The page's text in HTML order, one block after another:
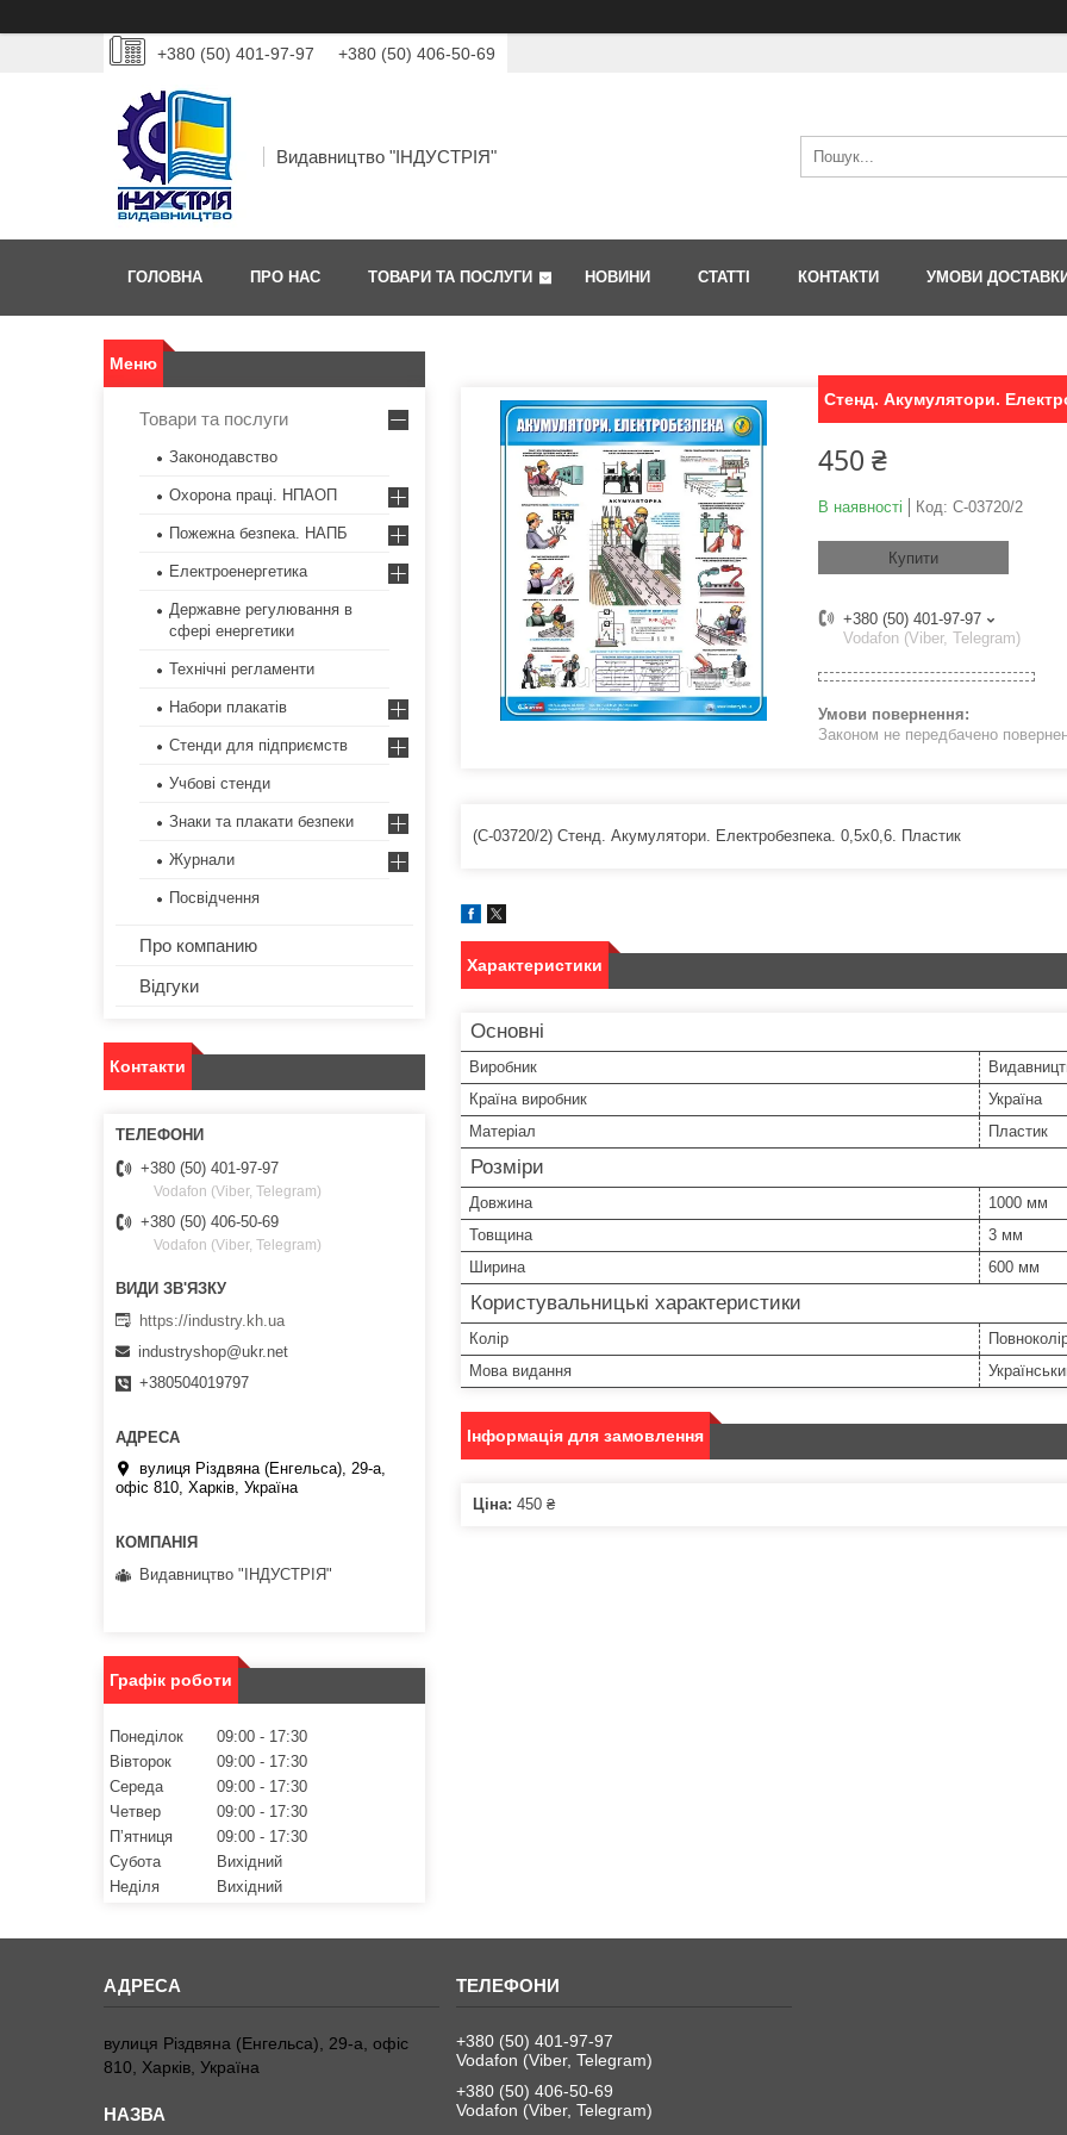
+380 (50) 401-97-97 +380 (50) 406-50-69
Видавництво "ІНДУСТРІЯ"
ГОЛОВНА ПРО НАС ТОВАРИ ТА ПОСЛУГИ НОВИНИ СТАТТІ КОНТАКТИ УМОВИ
Стенд. Акумулятори.
450 ₴
В наявності Код: С-03720/2
Купити
+380 (50) 401-97-97
Vodafon (Viber, Telegram)
Законом не передбачено
(С-03720/2) Стенд. Акумулятори. Електробезпека. 0,5х0,6. Пластик
Характеристики
Основні
Виробник
Країна виробник
Україна
Матеріал
Пластик
Розміри
Довжина
1000 мм
Товщина
3 мм
Ширина
600 мм
Користувальницькі характеристики
Колір
Мова видання
Інформація для замовлення
Ціна: 450 ₴
Товари та послуги
Законодавство
Охорона праці. НПАОП
Пожежна безпека. НАПБ
Електроенергетика
Державне регулювання в
сфері енергетики
Технічні регламенти
Набори плакатів
Стенди для підприємств
Учбові стенди
Знаки та плакати безпеки
Журнали
Посвідчення
Про компанию
Відгуки
Контакти
+380 (50) 401-97-97
Vodafon (Viber, Telegram)
+380 (50) 406-50-69
Vodafon (Viber, Telegram)
https://industry.kh.ua
industryshop@ukr.net
+380504019797
вулиця Різдвяна (Енгельса), 29-а,
офіс 810, Харків, Україна
Видавництво "ІНДУСТРІЯ"
Графік роботи
Понеділок 09:00
17:30
Вівторок
09:00
17:30
Середа
09:00
17:30
Четвер
09:00
17:30
Пʼятниця
09:00
17:30
Субота
Вихідний
Неділя
Вихідний
вулиця Різдвяна (Енгельса), 29-а, офіс
810, Харків, Україна
+380 (50) 401-97-97
Vodafon (Viber, Telegram)
+380 (50) 406-50-69
Vodafon (Viber, Telegram)